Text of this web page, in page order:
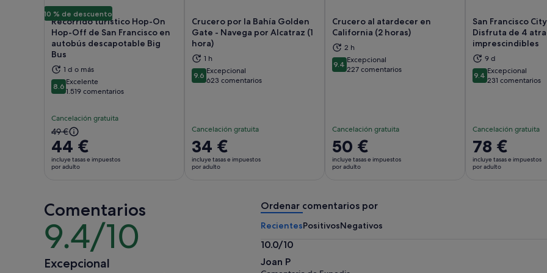
10 % de descuento
Recorrido turístico Hop-On
Hop-Off de San Francisco en
autobús descapotable Big
Bus
1 d o más
8.68.6 sobre 10
Excelente
1.519 comentarios
Cancelación gratuita
El
precio
anterior
era
y
el
actual
es
de
49 €
44 €
incluye tasas e impuestos
por adulto
Se abre en una pestaña nueva
Crucero por la Bahía Golden
Gate - Navega por Alcatraz (1
hora)
1 h
9.69.6 sobre 10
Excepcional
623 comentarios
Cancelación gratuita
El
precio
es
34 €
incluye tasas e impuestos
por adulto
Se abre en una pestaña nueva
Crucero al atardecer en
California (2 horas)
2 h
9.49.4 sobre 10
Excepcional
227 comentarios
Cancelación gratuita
El
precio
es
por
adulto
50 €
incluye tasas e impuestos
por adulto
Se abre en una pestaña nueva
San Francisco
Disfruta de 4
imprescindibles
9 d
9.49.4 sobre 10
Excepcional
231 comentarios
Cancelación gratuita
El
precio
es
78 €
incluye tasas e impuestos
por adulto
Comentarios
9.4/10
9.4
sobre
10
Excepcional
Ordenar comentarios por
RecientesPositivosNegativos
10.0/10
10.0
sobre
Joan P